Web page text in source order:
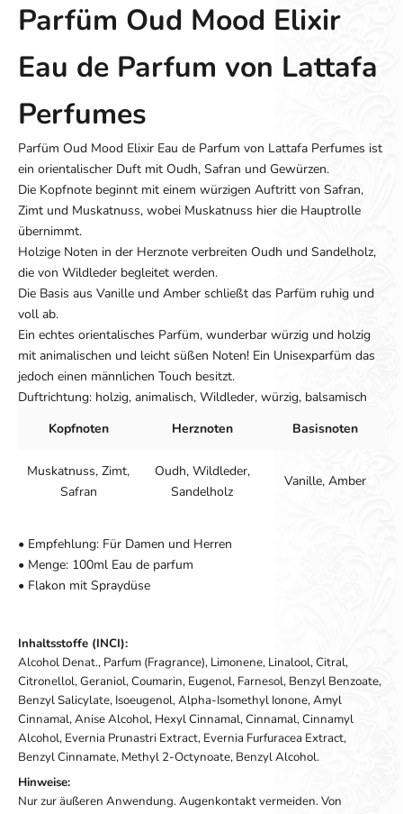
Parfüm Oud Mood Elixir
Eau de Parfum von Lattafa
Perfumes
Parfüm Oud Mood Elixir Eau de Parfum von Lattafa Perfumes ist
ein orientalischer Duft mit Oudh, Safran und Gewürzen.
Die Kopfnote beginnt mit einem würzigen Auftritt von Safran,
Zimt und Muskatnuss, wobei Muskatnuss hier die Hauptrolle
übernimmt.
Holzige Noten in der Herznote verbreiten Oudh und Sandelholz,
die von Wildleder begleitet werden.
Die Basis aus Vanille und Amber schließt das Parfüm ruhig und
voll ab.
Ein echtes orientalisches Parfüm, wunderbar würzig und holzig
mit animalischen und leicht süßen Noten! Ein Unisexparfüm das
jedoch einen männlichen Touch besitzt.
Duftrichtung: holzig, animalisch, Wildleder, würzig, balsamisch
Kopfnoten
Herznoten Basisnoten
Muskatnuss, Zimt,
Safran
Oudh, Wildleder,
Sandelholz
Vanille, Amber
• Empfehlung: Für Damen und Herren
• Menge: 100ml Eau de parfum
• Flakon mit Spraydüse
Inhaltsstoffe (INCI):
Alcohol Denat., Parfum (Fragrance), Limonene, Linalool, Citral,
Citronellol, Geraniol, Coumarin, Eugenol, Farnesol, Benzyl Benzoate,
Benzyl Salicylate, Isoeugenol, Alpha-Isomethyl Ionone, Amyl
Cinnamal, Anise Alcohol, Hexyl Cinnamal, Cinnamal, Cinnamyl
Alcohol, Evernia Prunastri Extract, Evernia Furfuracea Extract,
Benzyl Cinnamate, Methyl 2-Octynoate, Benzyl Alcohol.
Hinweise:
Nur zur äußeren Anwendung. Augenkontakt vermeiden. Von